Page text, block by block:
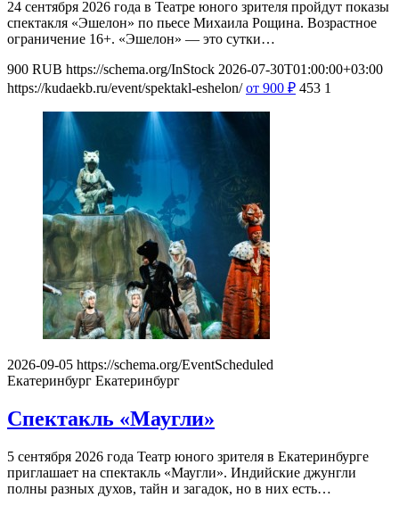
24 сентября 2026 года в Театре юного зрителя пройдут показы
спектакля «Эшелон» по пьесе Михаила Рощина. Возрастное
ограничение 16+. «Эшелон» — это сутки…
900 RUB https://schema.org/InStock 2026-07-30T01:00:00+03:00
https://kudaekb.ru/event/spektakl-eshelon/ от 900 ₽ 453 1
2026-09-05 https://schema.org/EventScheduled
Екатеринбург Екатеринбург
Спектакль «Маугли»
5 сентября 2026 года Театр юного зрителя в Екатеринбурге
приглашает на спектакль «Маугли». Индийские джунгли
полны разных духов, тайн и загадок, но в них есть…